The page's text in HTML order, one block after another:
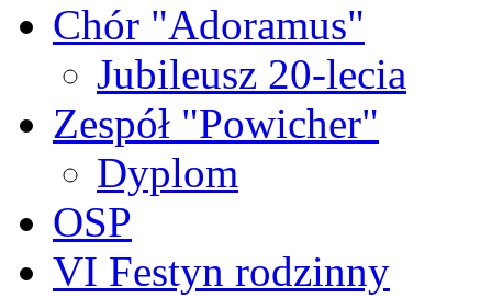
Chór "Adoramus"
Jubileusz 20-lecia
Zespół "Powicher"
Dyplom
OSP
VI Festyn rodzinny